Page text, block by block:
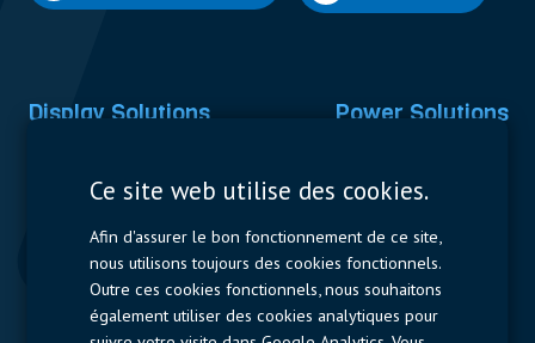
Display Solutions Power Solutions
Contactors & Fuses
Measurement
Resistors
Ce site web utilise des cookies.
Afin d'assurer le bon fonctionnement de ce site,
nous utilisons toujours des cookies fonctionnels.
Outre ces cookies fonctionnels, nous souhaitons
également utiliser des cookies analytiques pour